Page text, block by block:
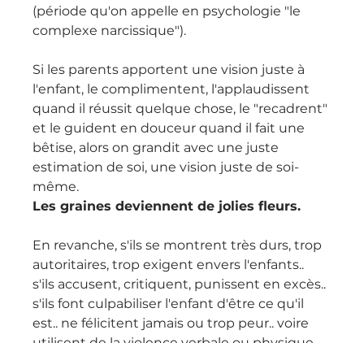
(période qu'on appelle en psychologie "le
complexe narcissique").
Si les parents apportent une vision juste à
l'enfant, le complimentent, l'applaudissent
quand il réussit quelque chose, le "recadrent"
et le guident en douceur quand il fait une
bêtise, alors on grandit avec une juste
estimation de soi, une vision juste de soi-
même.
Les graines deviennent de jolies fleurs.
En revanche, s'ils se montrent très durs, trop
autoritaires, trop exigent envers l'enfants..
s'ils accusent, critiquent, punissent en excès..
s'ils font culpabiliser l'enfant d'être ce qu'il
est.. ne félicitent jamais ou trop peur.. voire